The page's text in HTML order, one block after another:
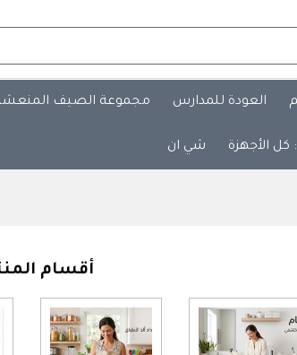
العودة للمدارس مجموعة الصيف
: كل الأجهزة شي ان
أقسام